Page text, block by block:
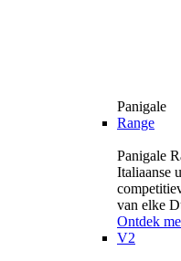
Panigale
Range
Panigale
Italiaanse
van elke
Ontdek
V2